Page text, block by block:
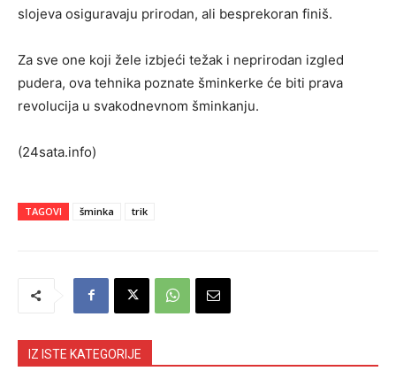
slojeva osiguravaju prirodan, ali besprekoran finiš.
Za sve one koji žele izbjeći težak i neprirodan izgled
pudera, ova tehnika poznate šminkerke će biti prava
revolucija u svakodnevnom šminkanju.
(24sata.info)
TAGOVI šminka trik
IZ ISTE KATEGORIJE